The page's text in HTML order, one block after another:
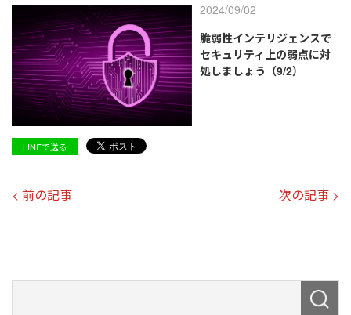
2024/09/02
脆弱性インテリジェンスで
セキュリティ上の弱点に対
処しましょう（9/2）
LINEで送る
< 前の記事 次の記事 >